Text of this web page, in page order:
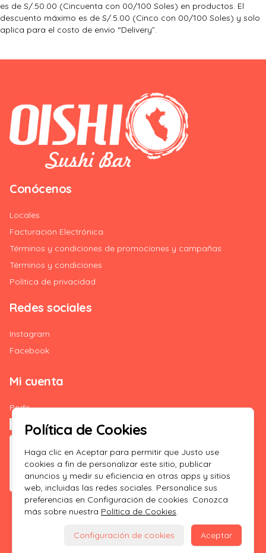
es de S/.50.00 (Cincuenta con 00/100 Soles) en productos. El
descuento máximo es de S/.5.00 (Cinco con 00/100 Soles) y solo
aplica para el costo de envio “Delivery”.
Conócenos
Locales
Facturación Electrónica
Términos y condiciones de promociones y campañas
Términos y condiciones
Política de privacidad
Redes sociales
Instagram
Facebook
Mi cuenta
Pedir
Iniciar sesión
Powered by
Política de Cookies
Haga clic en Aceptar para permitir que Justo use
cookies a fin de personalizar este sitio, publicar
anuncios y medir su eficiencia en otras apps y sitios
web, incluidas las redes sociales. Personalice sus
preferencias en Configuración de cookies. Conozca
más sobre nuestra Política de Cookies.
Configuración de cookies Aceptar